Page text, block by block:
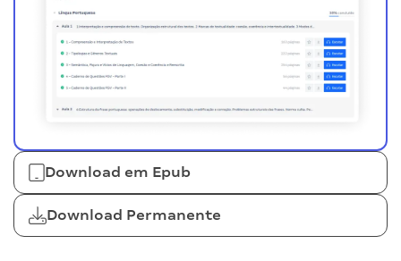
Download em Epub
Download Permanente